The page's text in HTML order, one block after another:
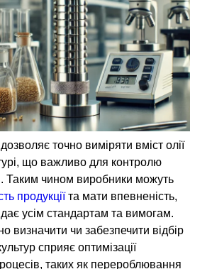
точно виміряти вміст олії
що важливо для контролю
Таким чином виробники можуть
продукціїта мати впевненість,
усім стандартам та вимогам.
визначити чи забезпечити відбір
сприяє оптимізації
таких як перероблювання